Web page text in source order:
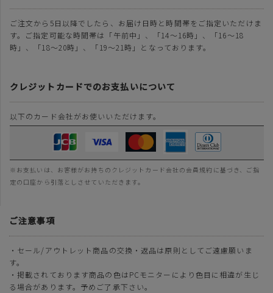
ご注文から5日以降でしたら、お届け日時と時間帯をご指定いただけま
す。ご指定可能な時間帯は「午前中」、「14～16時」、「16～18
時」、「18～20時」、「19～21時」となっております。
クレジットカードでのお支払いについて
以下のカード会社がお使いいただけます。
※お支払いは、お客様がお持ちのクレジットカード会社の会員規約に基づき、ご指
定の口座から引落としさせていただきます。
ご注意事項
・セール/アウトレット商品の交換・返品は原則としてご遠慮願いま
す。
・掲載されております商品の色はPCモニターにより色目に相違が生じ
る場合があります。予めご了承下さい。